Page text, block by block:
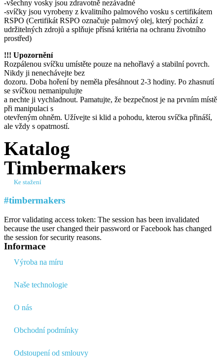
-všechny vosky jsou zdravotně nezávadné
-svíčky jsou vyrobeny z kvalitního palmového vosku s certifikátem
RSPO (Certifikát RSPO označuje palmový olej, který pochází z
udržitelných zdrojů a splňuje přísná kritéria na ochranu životního
prostřed)
!!! Upozornění
Rozpálenou svíčku umístěte pouze na nehořlavý a stabilní povrch.
Nikdy ji nenechávejte bez
dozoru. Doba hoření by neměla přesáhnout 2-3 hodiny. Po zhasnutí
se svíčkou nemanipulujte
a nechte ji vychladnout. Pamatujte, že bezpečnost je na prvním místě
při manipulaci s
otevřeným ohněm. Užívejte si klid a pohodu, kterou svíčka přináší,
ale vždy s opatrností.
Katalog
Timbermakers
Ke stažení
#timbermakers​
Error validating access token: The session has been invalidated
because the user changed their password or Facebook has changed
the session for security reasons.
Informace
Výroba na míru
Naše technologie
O nás
Obchodní podmínky
Odstoupení od smlouvy